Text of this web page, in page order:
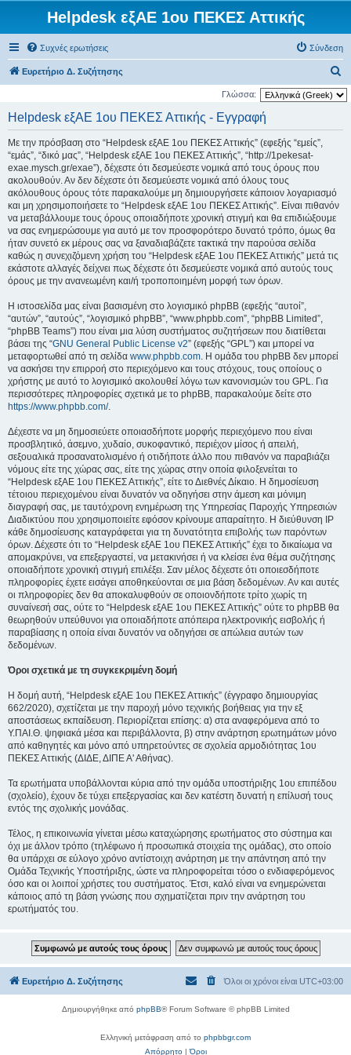
Helpdesk εξΑΕ 1ου ΠΕΚΕΣ Αττικής
Συχνές ερωτήσεις Σύνδεση
Ευρετήριο Δ. Συζήτησης
ν
Γλώσσα:
Helpdesk εξΑΕ 1ου ΠΕΚΕΣ Αττικής - Εγγραφή
Με την πρόσβαση στο “Helpdesk εξΑΕ 1ου ΠΕΚΕΣ Αττικής” (εφεξής “εμείς”,
“εμάς”, “δικό μας”, “Helpdesk εξΑΕ 1ου ΠΕΚΕΣ Αττικής”, “http://1pekesat-
exae.mysch.gr/exae”), δέχεστε ότι δεσμεύεστε νομικά από τους όρους που
ακολουθούν. Αν δεν δέχεστε ότι δεσμεύεστε νομικά από όλους τους
ακόλουθους όρους τότε παρακαλούμε μη δημιουργήσετε κάποιον λογαριασμό
και μη χρησιμοποιήσετε το “Helpdesk εξΑΕ 1ου ΠΕΚΕΣ Αττικής”. Είναι πιθανόν
να μεταβάλλουμε τους όρους οποιαδήποτε χρονική στιγμή και θα επιδιώξουμε
να σας ενημερώσουμε για αυτό με τον προσφορότερο δυνατό τρόπο, όμως θα
ήταν συνετό εκ μέρους σας να ξαναδιαβάζετε τακτικά την παρούσα σελίδα
καθώς η συνεχιζόμενη χρήση του “Helpdesk εξΑΕ 1ου ΠΕΚΕΣ Αττικής” μετά τις
εκάστοτε αλλαγές δείχνει πως δέχεστε ότι δεσμεύεστε νομικά από αυτούς τους
όρους με την ανανεωμένη και/ή τροποποιημένη μορφή των όρων.
Η ιστοσελίδα μας είναι βασισμένη στο λογισμικό phpBB (εφεξής “αυτοί”,
“αυτών”, “αυτούς”, “λογισμικό phpBB”, “www.phpbb.com”, “phpBB Limited”,
“phpBB Teams”) που είναι μια λύση συστήματος συζητήσεων που διατίθεται
βάσει της “GNU General Public License v2” (εφεξής “GPL”) και μπορεί να
μεταφορτωθεί από τη σελίδα www.phpbb.com. Η ομάδα του phpBB δεν μπορεί
να ασκήσει την επιρροή στο περιεχόμενο και τους στόχους, τους οποίους ο
χρήστης με αυτό το λογισμικό ακολουθεί λόγω των κανονισμών του GPL. Για
περισσότερες πληροφορίες σχετικά με το phpBB, παρακαλούμε δείτε στο
https://www.phpbb.com/.
Δέχεστε να μη δημοσιεύετε οποιασδήποτε μορφής περιεχόμενο που είναι
προσβλητικό, άσεμνο, χυδαίο, συκοφαντικό, περιέχον μίσος ή απειλή,
σεξουαλικά προσανατολισμένο ή οτιδήποτε άλλο που πιθανόν να παραβιάζει
νόμους είτε της χώρας σας, είτε της χώρας στην οποία φιλοξενείται το
“Helpdesk εξΑΕ 1ου ΠΕΚΕΣ Αττικής”, είτε το Διεθνές Δίκαιο. Η δημοσίευση
τέτοιου περιεχομένου είναι δυνατόν να οδηγήσει στην άμεση και μόνιμη
διαγραφή σας, με ταυτόχρονη ενημέρωση της Υπηρεσίας Παροχής Υπηρεσιών
Διαδικτύου που χρησιμοποιείτε εφόσον κρίνουμε απαραίτητο. Η διεύθυνση IP
κάθε δημοσίευσης καταγράφεται για τη δυνατότητα επιβολής των παρόντων
όρων. Δέχεστε ότι το “Helpdesk εξΑΕ 1ου ΠΕΚΕΣ Αττικής” έχει το δικαίωμα να
απομακρύνει, να επεξεργαστεί, να μετακινήσει ή να κλείσει ένα θέμα συζήτησης
οποιαδήποτε χρονική στιγμή επιλέξει. Σαν μέλος δέχεστε ότι οποιεσδήποτε
πληροφορίες έχετε εισάγει αποθηκεύονται σε μια βάση δεδομένων. Αν και αυτές
οι πληροφορίες δεν θα αποκαλυφθούν σε οποιονδήποτε τρίτο χωρίς τη
συναίνεσή σας, ούτε το “Helpdesk εξΑΕ 1ου ΠΕΚΕΣ Αττικής” ούτε το phpBB θα
θεωρηθούν υπεύθυνοι για οποιαδήποτε απόπειρα ηλεκτρονικής εισβολής ή
παραβίασης η οποία είναι δυνατόν να οδηγήσει σε απώλεια αυτών των
δεδομένων.
Όροι σχετικά με τη συγκεκριμένη δομή
Η δομή αυτή, “Helpdesk εξΑΕ 1ου ΠΕΚΕΣ Αττικής” (έγγραφο δημιουργίας
662/2020), σχετίζεται με την παροχή μόνο τεχνικής βοήθειας για την εξ
αποστάσεως εκπαίδευση. Περιορίζεται επίσης: α) στα αναφερόμενα από το
Υ.ΠΑΙ.Θ. ψηφιακά μέσα και περιβάλλοντα, β) στην ανάρτηση ερωτημάτων μόνο
από καθηγητές και μόνο από υπηρετούντες σε σχολεία αρμοδιότητας 1ου
ΠΕΚΕΣ Αττικής (ΔΙΔΕ, ΔΙΠΕ Α' Αθήνας).
Τα ερωτήματα υποβάλλονται κύρια από την ομάδα υποστήριξης 1ου επιπέδου
(σχολείο), έχουν δε τύχει επεξεργασίας και δεν κατέστη δυνατή η επίλυσή τους
εντός της σχολικής μονάδας.
Τέλος, η επικοινωνία γίνεται μέσω καταχώρησης ερωτήματος στο σύστημα και
όχι με άλλον τρόπο (τηλέφωνο ή προσωπικά στοιχεία της ομάδας), στο οποίο
θα υπάρχει σε εύλογο χρόνο αντίστοιχη ανάρτηση με την απάντηση από την
Ομάδα Τεχνικής Υποστήριξης, ώστε να πληροφορείται τόσο ο ενδιαφερόμενος
όσο και οι λοιποί χρήστες του συστήματος. Έτσι, καλό είναι να ενημερώνεται
κάποιος από τη βάση γνώσης που σχηματίζεται πριν την ανάρτηση του
ερωτήματός του.
Ευρετήριο Δ. Συζήτησης Όλοι οι χρόνοι είναι UTC+03:00
Δημιουργήθηκε από phpBB® Forum Software © phpBB Limited
Ελληνική μετάφραση από το phpbbgr.com
Απόρρητο|Όροι